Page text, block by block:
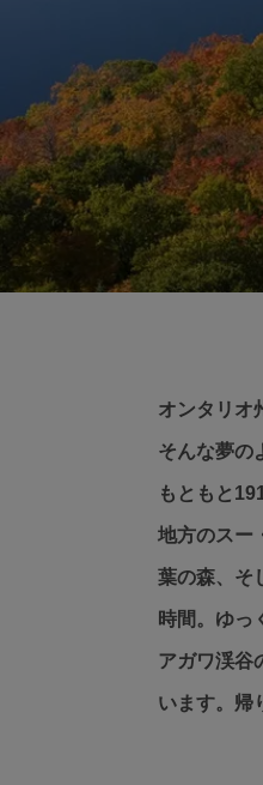
オンタリオ
そんな夢の
もともと
地方のスー
葉の森、そ
時間。ゆっ
アガワ渓谷
います。帰